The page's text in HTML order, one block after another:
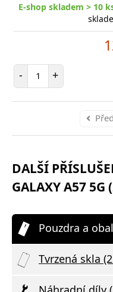
E-shop skladem > 10
- Počet položek
+
DALŠÍ
GALAXY A57 5G
Pouzdra a
Tvrzená skla